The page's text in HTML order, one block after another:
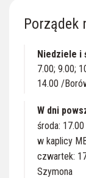
Porządek
Niedziele i
7.00; 9.00;
14.00 /
W dni
środa:
w kaplicy
czwartek:
Szymona